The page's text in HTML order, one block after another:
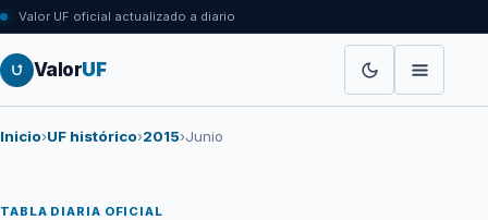
Valor UF oficial actualizado a diario
ValorUF
Inicio›UF histórico›2015›Junio
TABLA DIARIA OFICIAL